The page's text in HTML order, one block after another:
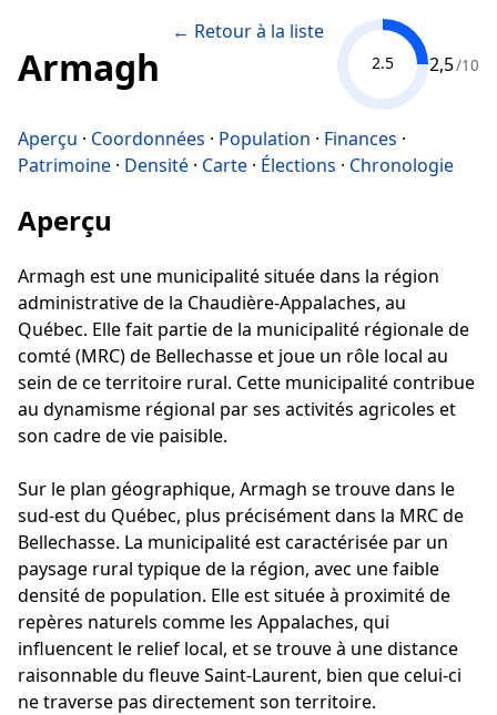
Armagh
← Retour à la liste
2.5 2,5/10
Aperçu · Coordonnées · Population · Finances ·
Patrimoine · Densité · Carte · Élections · Chronologie
Aperçu
Armagh est une municipalité située dans la région
administrative de la Chaudière-Appalaches, au
Québec. Elle fait partie de la municipalité régionale de
comté (MRC) de Bellechasse et joue un rôle local au
sein de ce territoire rural. Cette municipalité contribue
au dynamisme régional par ses activités agricoles et
son cadre de vie paisible.
Sur le plan géographique, Armagh se trouve dans le
sud-est du Québec, plus précisément dans la MRC de
Bellechasse. La municipalité est caractérisée par un
paysage rural typique de la région, avec une faible
densité de population. Elle est située à proximité de
repères naturels comme les Appalaches, qui
influencent le relief local, et se trouve à une distance
raisonnable du fleuve Saint-Laurent, bien que celui-ci
ne traverse pas directement son territoire.